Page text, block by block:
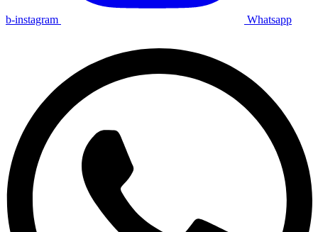
b-instagram Whatsapp